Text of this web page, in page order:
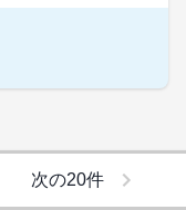
次の20件